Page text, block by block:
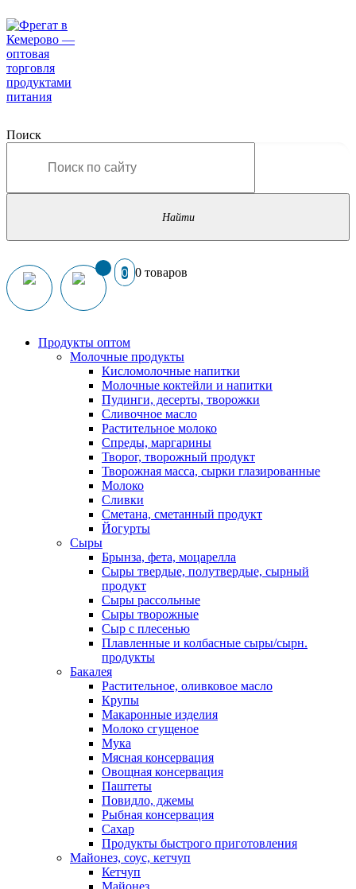
Поиск
0 0 товаров
Продукты оптом
Молочные продукты
Кисломолочные напитки
Молочные коктейли и напитки
Пудинги, десерты, творожки
Сливочное масло
Растительное молоко
Спреды, маргарины
Творог, творожный продукт
Творожная масса, сырки глазированные
Молоко
Сливки
Сметана, сметанный продукт
Йогурты
Сыры
Брынза, фета, моцарелла
Сыры твердые, полутвердые, сырный
продукт
Сыры рассольные
Сыры творожные
Сыр с плесенью
Плавленные и колбасные сыры/сырн.
продукты
Бакалея
Растительное, оливковое масло
Крупы
Макаронные изделия
Молоко сгущеное
Мука
Мясная консервация
Овощная консервация
Паштеты
Повидло, джемы
Рыбная консервация
Сахар
Продукты быстрого приготовления
Майонез, соус, кетчуп
Кетчуп
Майонез